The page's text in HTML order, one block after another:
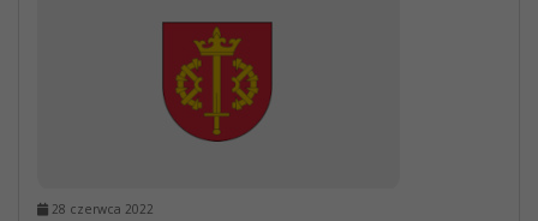
28 czerwca 2022